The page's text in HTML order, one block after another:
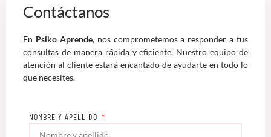
Contáctanos
En Psiko Aprende, nos comprometemos a responder a tus
consultas de manera rápida y eficiente. Nuestro equipo de
atención al cliente estará encantado de ayudarte en todo lo
que necesites.
NOMBRE Y APELLIDO